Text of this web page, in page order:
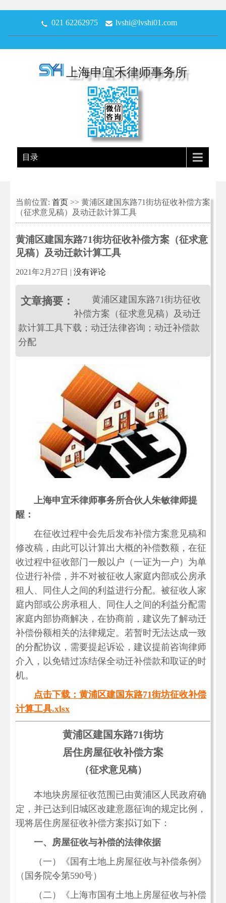
021 62262975 lvshi@lvshi01.com
上海申宜禾律师事务所
目录
当前位置: 首页 >> 黄浦区建国东路71街坊征收补偿方案
（征求意见稿）及动迁款计算工具
黄浦区建国东路71街坊征收补偿方案（征求意
见稿）及动迁款计算工具
2021年2月27日 | 没有评论
文章摘要：
黄浦区建国东路71街坊征收
补偿方案（征求意见稿）及动迁
款计算工具下载；动迁法律咨询；动迁补偿款
分配
上海申宜禾律师事务所合伙人朱敏律师提
醒：
在征收过程中会先后发布补偿方案意见稿和
修改稿，由此可以计算出大概的补偿数额，在征
收过程中征收部门一般以户（一证为一户）为单
位进行补偿，并不对被征收人家庭内部或公房承
租人、同住人之间的利益进行分配。被征收人家
庭内部或公房承租人、同住人之间的利益分配需
家庭内部协商解决，在协商前，建议先了解动迁
补偿份额相关的法律规定。若暂时无法达成一致
的分配协议，需要提起诉讼，建议提前咨询律师
介入，以免错过冻结保全动迁补偿款和取证的时
机。
点击下载：黄浦区建国东路71街坊征收补偿
计算工具.xlsx
黄浦区建国东路71街坊
居住房屋征收补偿方案
（征求意见稿）
本地块房屋征收范围已由黄浦区人民政府确
定，并已达到旧城区改建意愿征询的规定比例，
现将居住房屋征收补偿方案拟订如下：
一、房屋征收与补偿的法律依据
（一）《国有土地上房屋征收与补偿条例》
（国务院令第590号）
（二）《上海市国有土地上房屋征收与补偿